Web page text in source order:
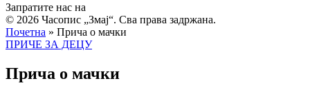
Запратите нас на
© 2026 Часопис „Змај“. Сва права задржана.
Почетна » Прича о мачки
ПРИЧЕ ЗА ДЕЦУ
Прича о мачки